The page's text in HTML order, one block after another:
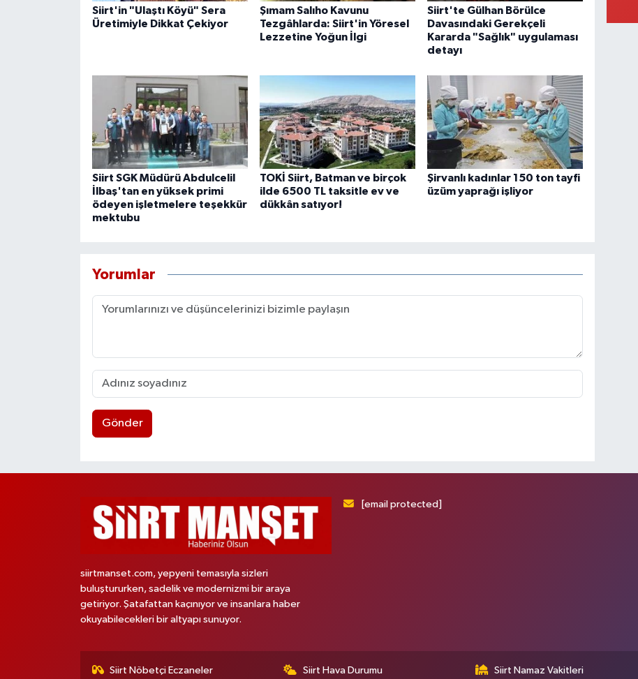
Siirt'in "Ulaştı Köyü" Sera
Üretimiyle Dikkat Çekiyor
Şımam Salıho Kavunu
Tezgâhlarda: Siirt'in Yöresel
Lezzetine Yoğun İlgi
Siirt'te Gülhan Börülce
Davasındaki Gerekçeli
Kararda "Sağlık" uygulaması
detayı
Siirt SGK Müdürü Abdulcelil
İlbaş'tan en yüksek primi
ödeyen işletmelere teşekkür
mektubu
TOKİ Siirt, Batman ve birçok
ilde 6500 TL taksitle ev ve
dükkân satıyor!
Şirvanlı kadınlar 150 ton tayfi
üzüm yaprağı işliyor
Yorumlar
Gönder
siirtmanset.com, yepyeni temasıyla sizleri
buluştururken, sadelik ve modernizmi bir araya
getiriyor. Şatafattan kaçınıyor ve insanlara haber
okuyabilecekleri bir altyapı sunuyor.
[email protected]
Siirt Nöbetçi Eczaneler Siirt Hava Durumu Siirt Namaz Vakitleri